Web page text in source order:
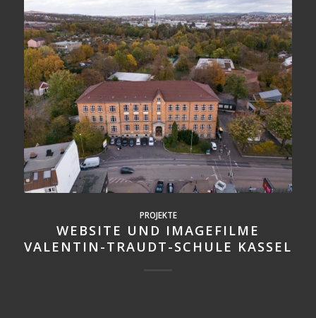
PROJEKTE
WEBSITE UND IMAGEFILME
VALENTIN-TRAUDT-SCHULE KASSEL